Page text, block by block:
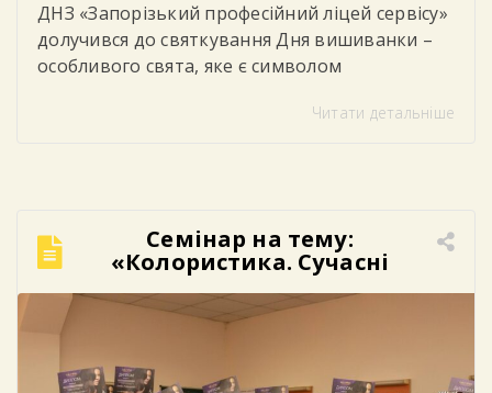
ДНЗ «Запорізький професійний ліцей сервісу»
долучився до святкування Дня вишиванки –
особливого свята, яке є символом
українського народу та любові до рідної
орнаменти, різноманіття кольорів та
унікальні візерунки створили в закладі […]
Читати детальніше
Семінар на тему:
«Колористика. Сучасні
техніки фарбування».